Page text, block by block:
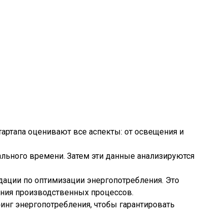
оценивают все аспекты: от освещения и
времени. Затем эти данные анализируются
по оптимизации энергопотребления. Это
производственных процессов.
энергопотребления, чтобы гарантировать